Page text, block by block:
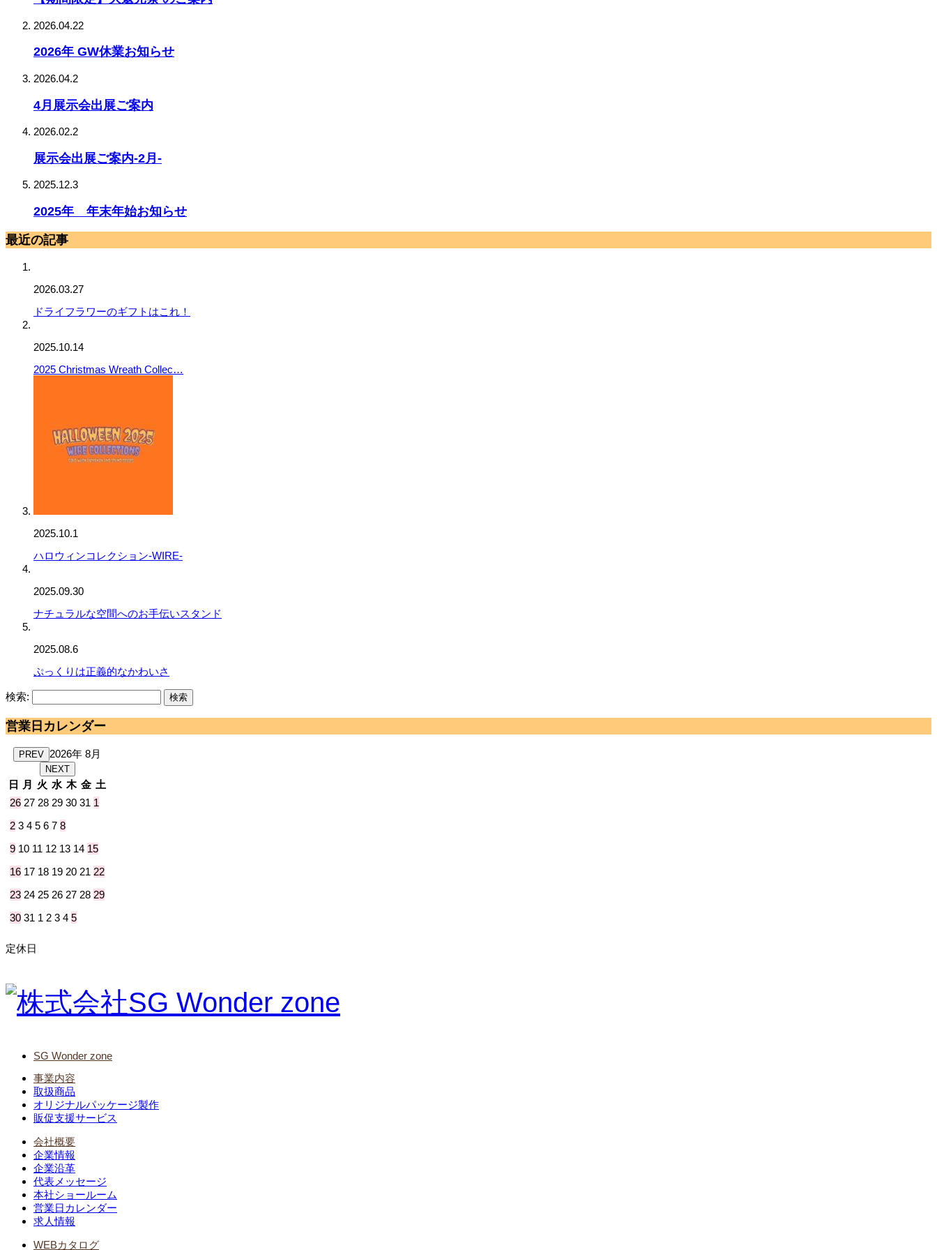
2026.04.22
2026年 GW休業お知らせ
2026.04.2
4月展示会出展ご案内
2026.02.2
展示会出展ご案内-2月-
2025.12.3
2025年 年末年始お知らせ
最近の記事
2026.03.27
ドライフラワーのギフトはこれ！
2025.10.14
2025 Christmas Wreath Collec…
2025.10.1
ハロウィンコレクション-WIRE-
2025.09.30
ナチュラルな空間へのお手伝いスタンド
2025.08.6
ぷっくりは正義的なかわいさ
検索:
営業日カレンダー
PREV 2026年 8月
NEXT
日 月 火 水 木 金 土
26 27 28 29 30 31 1
2 3 4 5 6 7 8
9 10 11 12 13 14 15
16 17 18 19 20 21 22
23 24 25 26 27 28 29
30 31 1 2 3 4 5
定休日
SG Wonder zone
事業内容
取扱商品
オリジナルパッケージ製作
販促支援サービス
会社概要
企業情報
企業沿革
代表メッセージ
本社ショールーム
営業日カレンダー
求人情報
WEBカタログ